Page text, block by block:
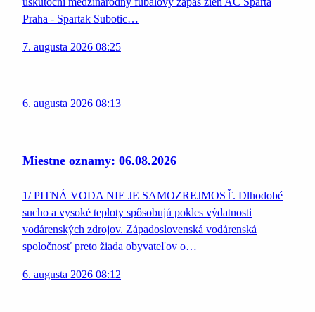
Praha - Spartak Subotic…
7. augusta 2026 08:25
6. augusta 2026 08:13
Miestne oznamy: 06.08.2026
1/ PITNÁ VODA NIE JE SAMOZREJMOSŤ. Dlhodobé
sucho a vysoké teploty spôsobujú pokles výdatnosti
vodárenských zdrojov. Západoslovenská vodárenská
spoločnosť preto žiada obyvateľov o…
6. augusta 2026 08:12